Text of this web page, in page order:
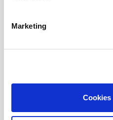
Marketing
Cookies
Windschutznetze für
Windschutznetz mit Ösen